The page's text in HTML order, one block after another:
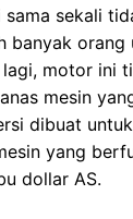
sekali
banyak orang
lagi, motor ini
mesin
dibuat
yang
dollar AS.